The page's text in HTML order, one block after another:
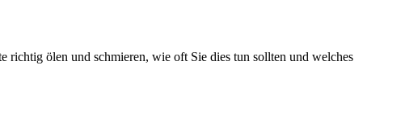
richtig ölen und schmieren, wie oft Sie dies tun sollten und welches